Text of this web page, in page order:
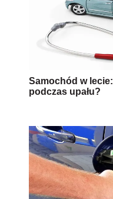
Samochód w
podczas upału?